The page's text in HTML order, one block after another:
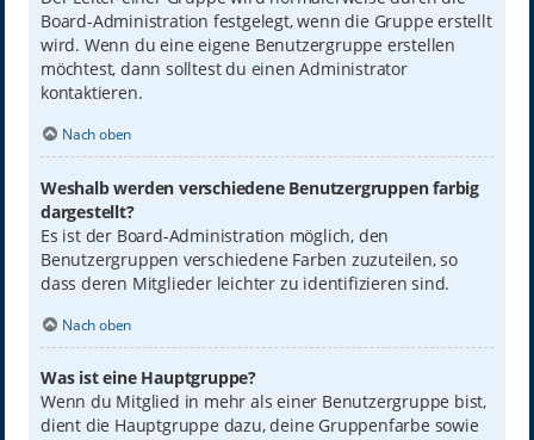
Board-Administration festgelegt, wenn die Gruppe erstellt
wird. Wenn du eine eigene Benutzergruppe erstellen
möchtest, dann solltest du einen Administrator
kontaktieren.
Nach oben
Weshalb werden verschiedene Benutzergruppen farbig
dargestellt?
Es ist der Board-Administration möglich, den
Benutzergruppen verschiedene Farben zuzuteilen, so
dass deren Mitglieder leichter zu identifizieren sind.
Nach oben
Was ist eine Hauptgruppe?
Wenn du Mitglied in mehr als einer Benutzergruppe bist,
dient die Hauptgruppe dazu, deine Gruppenfarbe sowie